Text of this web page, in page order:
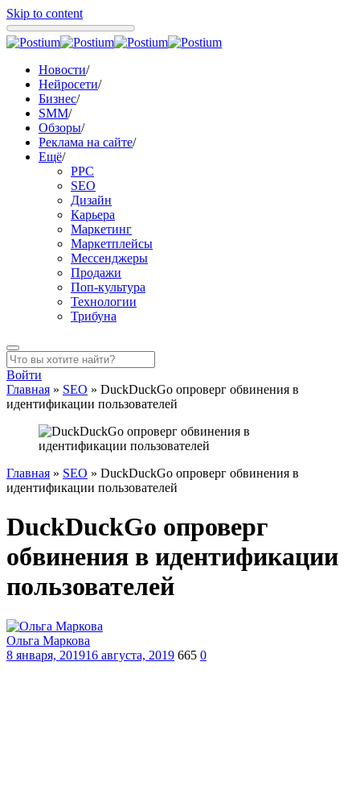
Skip to content
Новости/
Нейросети/
Бизнес/
SMM/
Обзоры/
Реклама на сайте/
Ещё/
PPC
SEO
Дизайн
Карьера
Маркетинг
Маркетплейсы
Мессенджеры
Продажи
Поп-культура
Технологии
Трибуна
Войти
Главная » SEO » DuckDuckGo опроверг обвинения в
идентификации пользователей
Главная » SEO » DuckDuckGo опроверг обвинения в
идентификации пользователей
DuckDuckGo опроверг
обвинения в идентификации
пользователей
Ольга Маркова
8 января, 201916 августа, 2019 665 0